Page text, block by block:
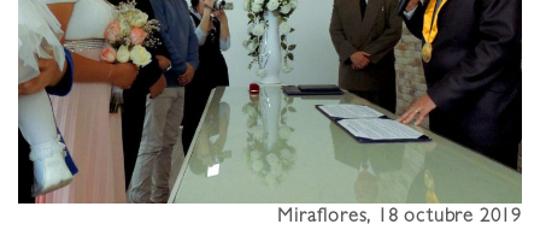
Miraflores, 18 octubre 2019